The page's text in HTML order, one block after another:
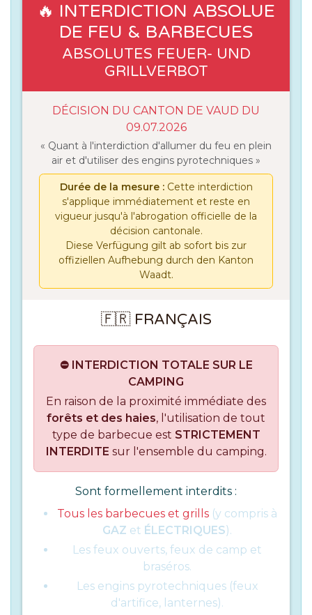
🔥 INTERDICTION ABSOLUE
DE FEU & BARBECUES
ABSOLUTES FEUER- UND
GRILLVERBOT
DÉCISION DU CANTON DE VAUD DU
09.07.2026
« Quant à l'interdiction d'allumer du feu en plein
air et d'utiliser des engins pyrotechniques »
Durée de la mesure :Cette interdiction
s'applique immédiatement et reste en
vigueur jusqu'à l'abrogation officielle de la
décision cantonale.
Diese Verfügung gilt ab sofort bis zur
offiziellen Aufhebung durch den Kanton
Waadt.
🇫🇷 FRANÇAIS
⛔ INTERDICTION TOTALE SUR LE
CAMPING
En raison de la proximité immédiate des
forêts et des haies, l'utilisation de tout
type de barbecue est STRICTEMENT
INTERDITE sur l'ensemble du camping.
Sont formellement interdits :
Tous les barbecues et grills (y compris à
GAZ et ÉLECTRIQUES).
Les feux ouverts, feux de camp et
braséros.
Les engins pyrotechniques (feux
d'artifice, lanternes).